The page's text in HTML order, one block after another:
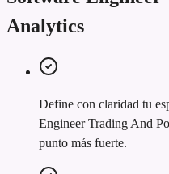
Analytics
Define con claridad tu
Engineer Trading And
punto más fuerte.